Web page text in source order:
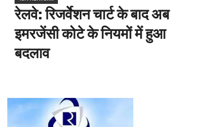
रेलवे: रिजर्वेशन चार्ट के बाद अब
इमरजेंसी कोटे के नियमों में हुआ
बदलाव